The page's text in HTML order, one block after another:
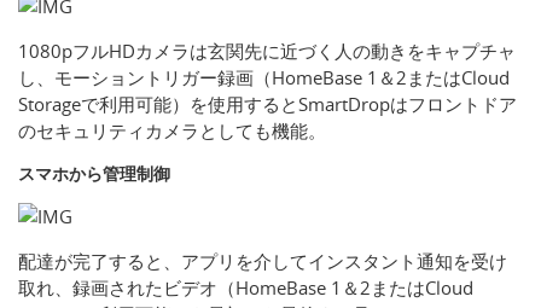
1080pフルHDカメラは玄関先に近づく人の動きをキャプチャ
し、モーショントリガー録画（HomeBase 1＆2またはCloud
Storageで利用可能）を使用するとSmartDropはフロントドア
のセキュリティカメラとしても機能。
スマホから管理制御
配達が完了すると、アプリを介してインスタント通知を受け
取れ、録画されたビデオ（HomeBase 1＆2またはCloud